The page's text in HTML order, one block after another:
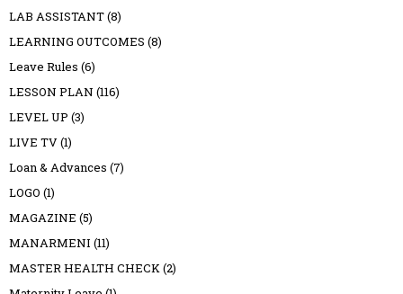
LAB ASSISTANT(8)
LEARNING OUTCOMES (8)
Leave Rules (6)
LESSON PLAN (116)
LEVEL UP (3)
LIVE TV(1)
Loan & Advances (7)
LOGO (1)
MAGAZINE (5)
MANARMENI (11)
MASTER HEALTH CHECK(2)